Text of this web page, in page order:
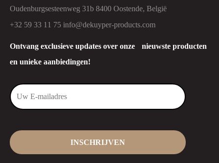
Ontvang exclusieve updates over onze nieuwste producten
en unieke aanbiedingen!
Oudenburgsesteenweg 31b 8400 Oostende, België
+32 59 33 11 75 info@dekuyper-products.com